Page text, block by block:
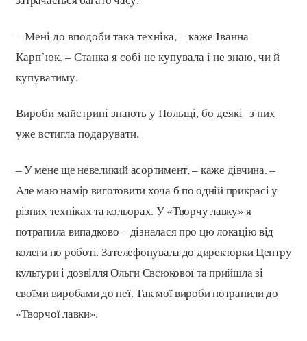
– Мені до вподоби така техніка, – каже Іванна
Карп’юк. – Станка я собі не купувала і не знаю, чи й
купуватиму.
Вироби майстрині знають у Польщі, бо деякі з них
уже встигла подарувати.
– У мене ще невеликий асортимент, – каже дівчина. –
Але маю намір виготовити хоча б по одній прикрасі у
різних техніках та кольорах. У «Творчу лавку» я
потрапила випадково – дізналася про цю локацію від
колеги по роботі. Зателефонувала до директорки Центру
культури і дозвілля Ольги Євсюкової та прийшла зі
своїми виробами до неї. Так мої вироби потрапили до
«Творчої лавки».